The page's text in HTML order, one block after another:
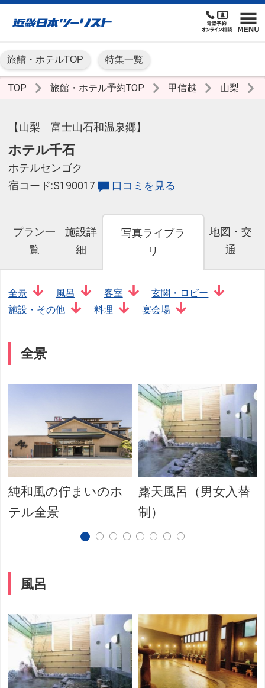
旅館・ホテルTOP 特集一覧
TOP 旅館・ホテル予約TOP 甲信越 山梨
【山梨 富士山石和温泉郷】
ホテル千石
ホテルセンゴク
宿コード:S190017
口コミを見る
プラン一
覧
施設詳
細
写真ライブラ
リ
地図・交
通
全景 風呂 客室
玄関・ロビー
施設・その他
料理 宴会場
全景
純和風の佇まいのホ
テル全景
露天風呂（男女入替
制）
風呂